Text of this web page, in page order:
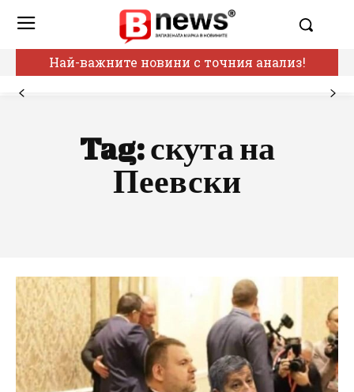
Най-важните новини с точния анализ!
Tag:скута на
Пеевски